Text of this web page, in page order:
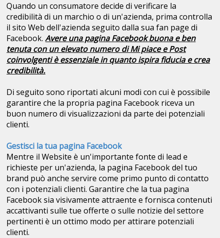
Quando un consumatore decide di verificare la
credibilità di un marchio o di un'azienda, prima controlla
il sito Web dell'azienda seguito dalla sua fan page di
Facebook.Avere una pagina Facebook buona e ben
tenuta con un elevato numero di Mi piace e Post
coinvolgenti è essenziale in quanto ispira fiducia e crea
credibilità.
Di seguito sono riportati alcuni modi con cui è possibile
garantire che la propria pagina Facebook riceva un
buon numero di visualizzazioni da parte dei potenziali
clienti.
Gestisci la tua pagina Facebook
Mentre il Website è un'importante fonte di lead e
richieste per un'azienda, la pagina Facebook del tuo
brand può anche servire come primo punto di contatto
con i potenziali clienti. Garantire che la tua pagina
Facebook sia visivamente attraente e fornisca contenuti
accattivanti sulle tue offerte o sulle notizie del settore
pertinenti è un ottimo modo per attirare potenziali
clienti.